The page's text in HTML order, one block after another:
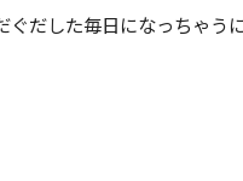
だした毎日になっちゃう